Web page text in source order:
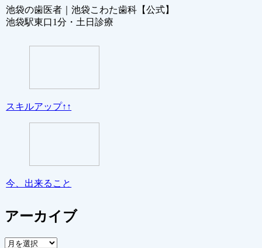
池袋の歯医者｜池袋こわた歯科【公式】
池袋駅東口1分・土日診療
スキルアップ↑↑
今、出来ること
アーカイブ
ア